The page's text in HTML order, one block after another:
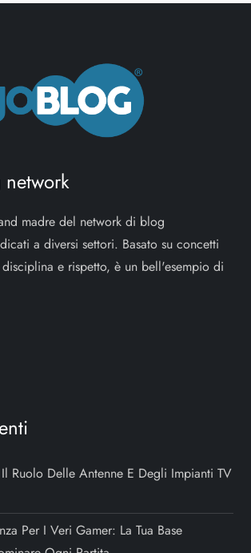
madre del network di blog
a diversi settori. Basato su concetti
e rispetto, è un bell'esempio di
Ruolo Delle Antenne E Degli Impianti TV
Per I Veri Gamer: La Tua Base